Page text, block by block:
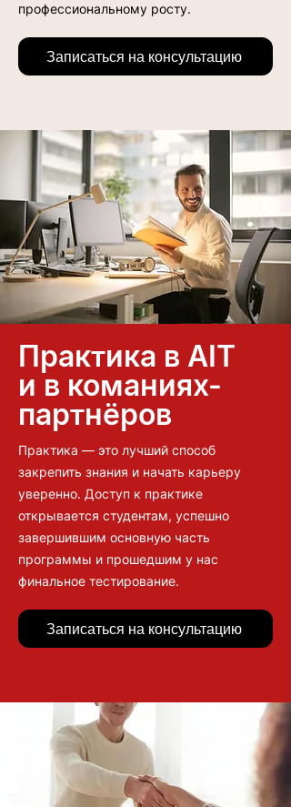
профессиональному росту.
Записаться на консультацию
Практика в AIT
и в команиях-
партнёров
Практика — это лучший способ
закрепить знания и начать карьеру
уверенно. Доступ к практике
открывается студентам, успешно
завершившим основную часть
программы и прошедшим у нас
финальное тестирование.
Записаться на консультацию